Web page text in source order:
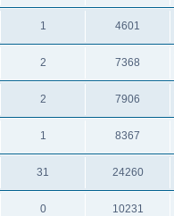
1 4601
2 7368
2 7906
1 8367
31 24260
0 10231